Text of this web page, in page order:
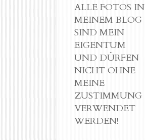
ALLE FOTOS IN
MEINEM BLOG
SIND MEIN
EIGENTUM
UND DÜRFEN
NICHT OHNE
MEINE
ZUSTIMMUNG
VERWENDET
WERDEN!